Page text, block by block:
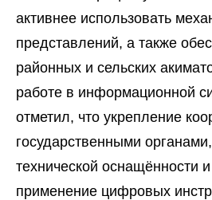
активнее использовать
представлений, а также
районных и сельских
работе в информационной
отметил, что укрепление
государственными
технической оснащённости
применение цифровых